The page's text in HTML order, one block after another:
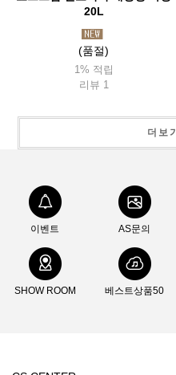
20L
(품절)
1% 적립
리뷰 1
더보기
이벤트 AS문의
SHOW ROOM 베스트상품50